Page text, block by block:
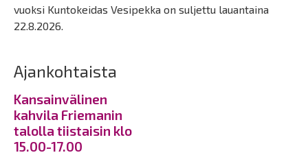
vuoksi Kuntokeidas Vesipekka on suljettu lauantaina
22.8.2026.
Ajankohtaista
Kansainvälinen
kahvila Friemanin
talolla tiistaisin klo
15.00-17.00